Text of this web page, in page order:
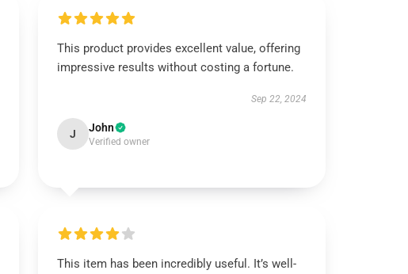
This product provides excellent value, offering
impressive results without costing a fortune.
Sep 22, 2024
J John
Verified owner
This item has been incredibly useful. It’s well-